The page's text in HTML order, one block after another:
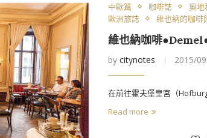
中歐篇 咖啡誌 奧
歐洲旅誌
維也納的咖啡
維也納咖啡
by citynotes 2015/
在前往霍夫堡皇宮（
Read more